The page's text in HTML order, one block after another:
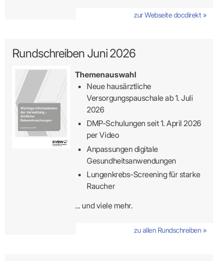
zur Webseite docdirekt »
Rundschreiben Juni 2026
Themenauswahl
Neue hausärztliche
Versorgungspauschale ab 1. Juli
2026
DMP-Schulungen seit 1. April 2026
per Video
Anpassungen digitale
Gesundheitsanwendungen
Lungenkrebs-Screening für starke
Raucher
... und viele mehr.
zu allen Rundschreiben »